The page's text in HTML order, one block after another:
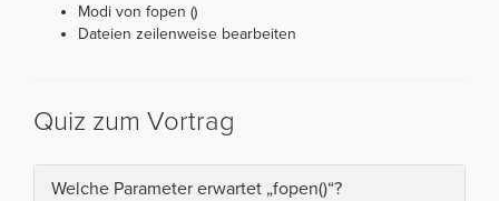
Modi von fopen ()
Dateien zeilenweise bearbeiten
Quiz zum Vortrag
Welche Parameter erwartet „fopen()“?